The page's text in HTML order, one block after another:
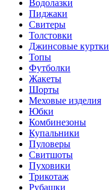
Водолазки
Пиджаки
Свитеры
Толстовки
Джинсовые куртки
Топы
Футболки
Жакеты
Шорты
Меховые изделия
Юбки
Комбинезоны
Купальники
Пуловеры
Свитшоты
Пуховики
Трикотаж
Рубашки